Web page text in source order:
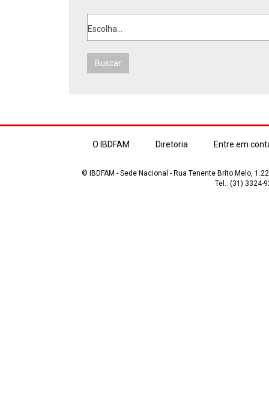
Escolha...
Buscar
O IBDFAM Diretoria Entre em
© IBDFAM - Sede Nacional - Rua Tenente Brito Melo,
Tel.: (31) 3324-